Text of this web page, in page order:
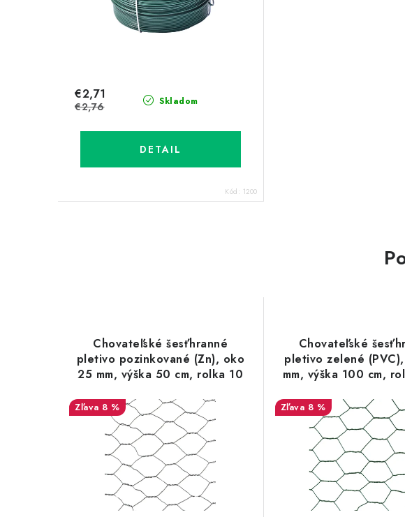
Skladom
€2,71
€2,76
DETAIL
Kód: 1200
Chovateľské šesťhranné
pletivo pozinkované (Zn), oko
25 mm, výška 50 cm, rolka 10
8 %
Chovateľské
pletivo zelené
mm, výška 100 cm,
8 %